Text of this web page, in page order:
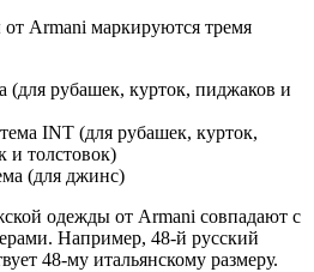
Armani маркируются тремя
(для рубашек, курток, пиджаков и
INT (для рубашек, курток,
и толстовок)
(для джинс)
одежды от Armani совпадают с
Например, 48-й русский
48-му итальянскому размеру.